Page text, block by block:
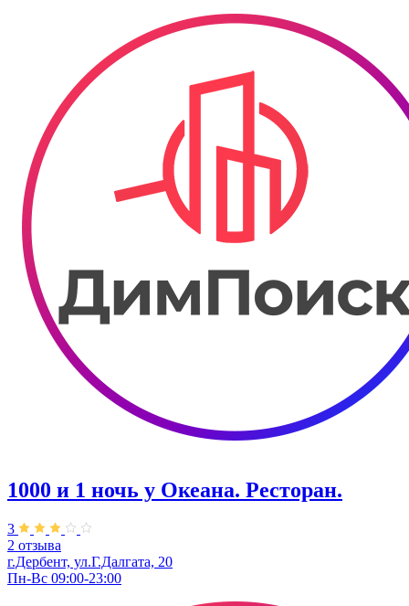
1000 и 1 ночь у Океана. Ресторан.
3
2 отзыва
г.Дербент, ул.Г.Далгата, 20
Пн-Вс 09:00-23:00